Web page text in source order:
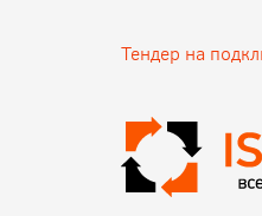
Тендер на